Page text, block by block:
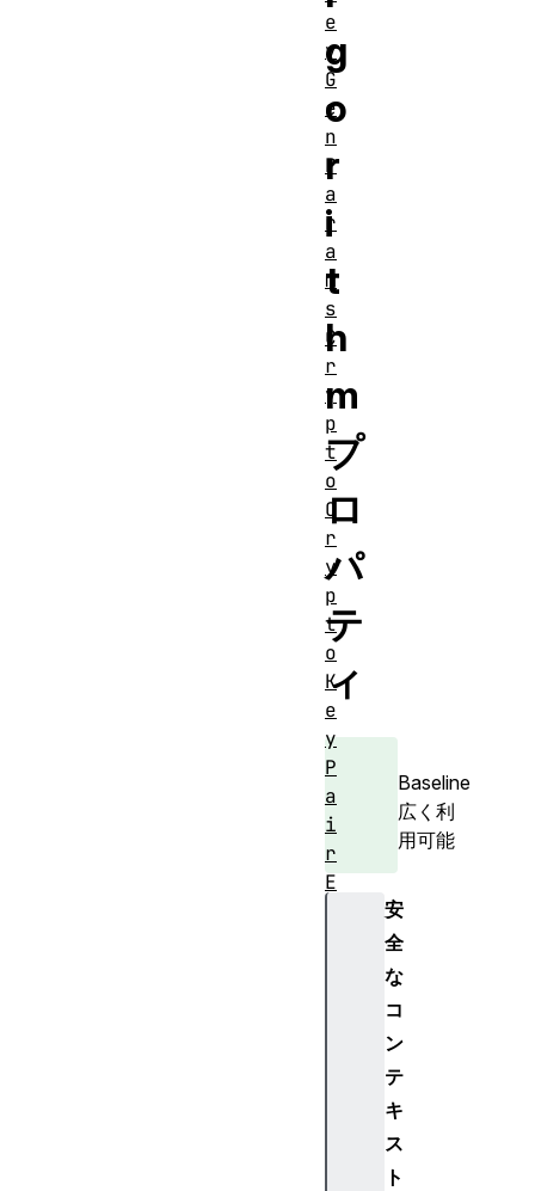
g
o
r
i
t
h
m
プ
ロ
パ
テ
ィ
Baseline
広く利
用可能
安
全
な
コ
ン
テ
キ
ス
ト
e
y
G
e
n
P
a
r
a
m
s
C
r
y
p
t
o
C
r
y
p
t
o
K
e
y
P
a
i
r
E